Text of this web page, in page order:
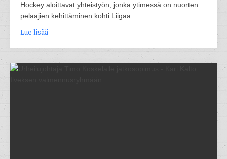
Hockey aloittavat yhteistyön, jonka ytimessä on nuorten
pelaajien kehittäminen kohti Liigaa.
Lue lisää